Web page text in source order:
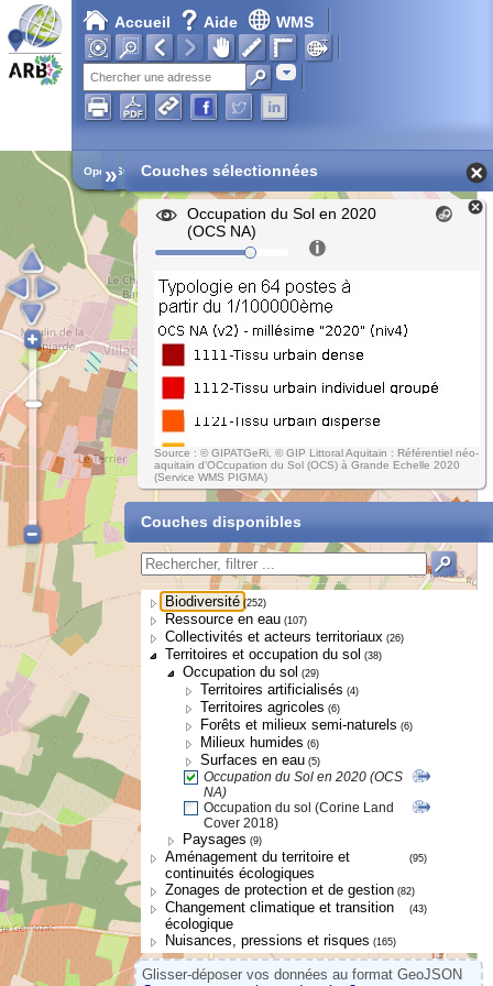
Accueil Aide WMS
Adresse
Open Street Map
» Couches sélectionnées
Occupation du Sol en 2020
(OCS NA)
Source : © GIPATGeRi, © GIP Littoral Aquitain : Référentiel néo-
aquitain d'OCcupation du Sol (OCS) à Grande Echelle 2020
(Service WMS PIGMA)
Couches disponibles
Biodiversité (252)
Ressource en eau (107)
Collectivités et acteurs territoriaux (26)
Territoires et occupation du sol (38)
Occupation du sol (29)
Territoires artificialisés (4)
Territoires agricoles (6)
Forêts et milieux semi-naturels (6)
Milieux humides (6)
Surfaces en eau (5)
Occupation du Sol en 2020 (OCS
NA)
Occupation du sol (Corine Land
Cover 2018)
Paysages (9)
Aménagement du territoire et
continuités écologiques
(95)
Zonages de protection et de gestion (82)
Changement climatique et transition
écologique
(43)
Nuisances, pressions et risques (165)
Glisser-déposer vos données au format GeoJSON